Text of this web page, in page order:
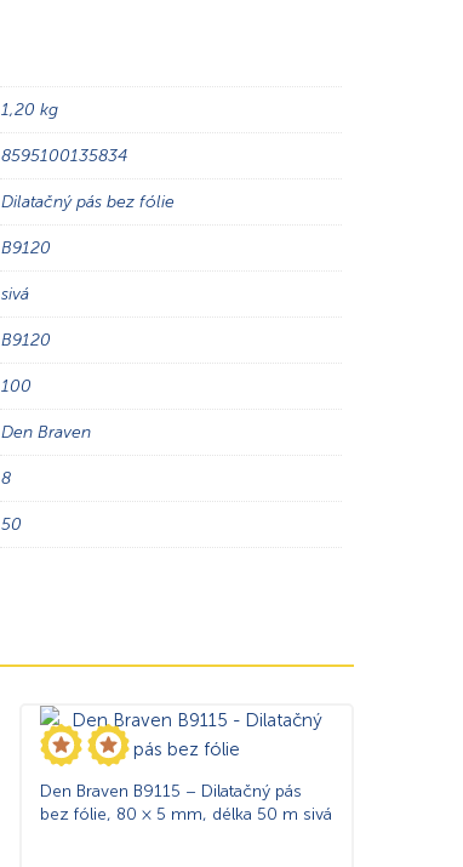
1,20 kg
8595100135834
Dilatačný pás bez fólie
B9120
sivá
B9120
100
Den Braven
8
50
Den Braven B9115 – Dilatačný pás
bez fólie, 80 × 5 mm, délka 50 m sivá